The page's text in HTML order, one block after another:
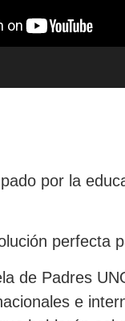
por la
perfecta
de Padres
e